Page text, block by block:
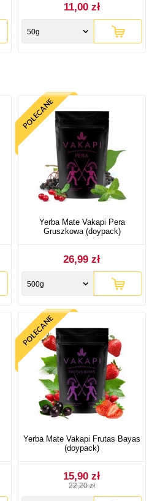
11,00 zł
50g
Yerba Mate Vakapi Pera
Gruszkowa (doypack)
26,99 zł
500g
Yerba Mate Vakapi Frutas Bayas
(doypack)
15,90 zł
22,20 zł